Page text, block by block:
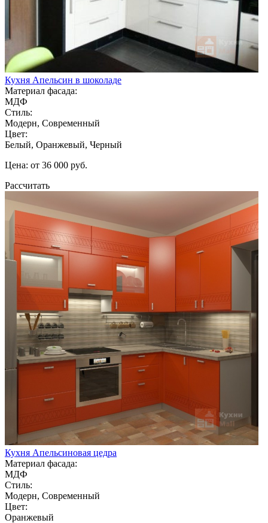
Кухня Апельсин в шоколаде
Материал фасада:
МДФ
Стиль:
Модерн, Современный
Цвет:
Белый, Оранжевый, Черный
Цена: от 36 000 руб.
Рассчитать
Кухня Апельсиновая цедра
Материал фасада:
МДФ
Стиль:
Модерн, Современный
Цвет:
Оранжевый